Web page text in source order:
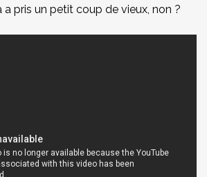
a pris un petit coup de vieux, non ?